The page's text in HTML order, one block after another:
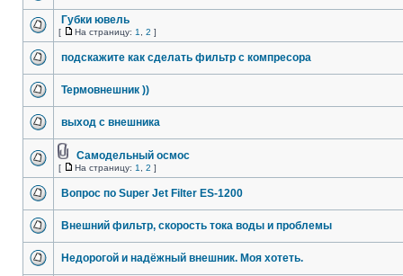
Губки ювель
[ На страницу: 1 2 ]
подскажите как сделать фильтр с компресора
Термовнешник ))
выход с внешника
Самодельный осмос
[ На страницу: 1 2 ]
Вопрос по Super Jet Filter ES-1200
Внешний фильтр, скорость тока воды и проблемы
Недорогой и надёжный внешник. Моя хотеть.